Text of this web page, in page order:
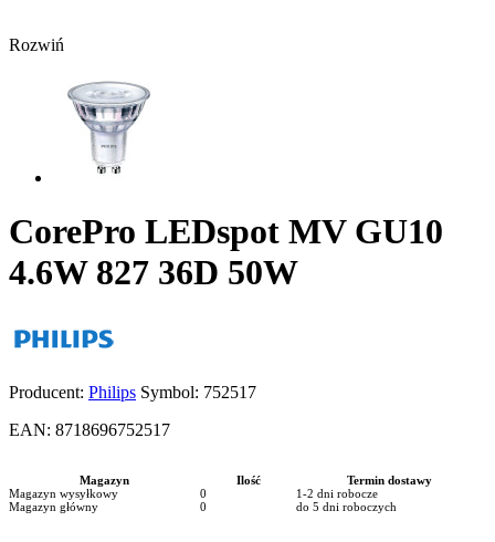
Rozwiń
CorePro LEDspot MV GU10
4.6W 827 36D 50W
Producent: Philips Symbol: 752517
EAN: 8718696752517
Magazyn Ilość
Termin dostawy
Magazyn wysyłkowy
0
1-2 dni robocze
Magazyn główny
0 do 5 dni roboczych